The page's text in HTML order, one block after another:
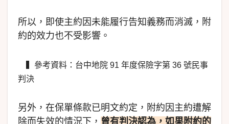
所以，即使主約因未能履行告知義務而消滅，附
約的效力也不受影響。
▍參考資料：台中地院 91 年度保險字第 36 號民事
判決
另外，在保單條款已明文約定，附約因主約遭解
除而失效的情況下， 曾有判決認為，如果附約的